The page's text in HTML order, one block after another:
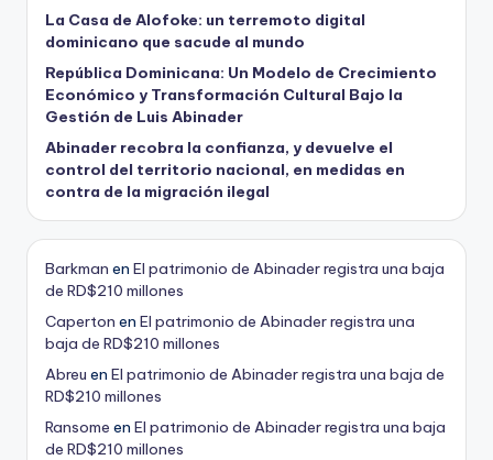
La Casa de Alofoke: un terremoto digital
dominicano que sacude al mundo
República Dominicana: Un Modelo de Crecimiento
Económico y Transformación Cultural Bajo la
Gestión de Luis Abinader
Abinader recobra la confianza, y devuelve el
control del territorio nacional, en medidas en
contra de la migración ilegal
Barkman en El patrimonio de Abinader registra una baja
de RD$210 millones
Caperton en El patrimonio de Abinader registra una
baja de RD$210 millones
Abreu en El patrimonio de Abinader registra una baja de
RD$210 millones
Ransome en El patrimonio de Abinader registra una baja
de RD$210 millones